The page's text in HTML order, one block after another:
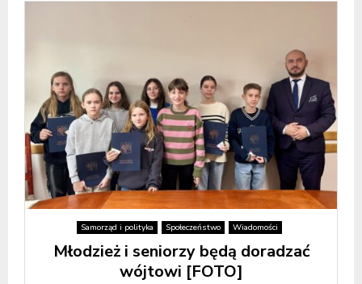
Samorząd i polityka Społeczeństwo Wiadomości
Młodzież i seniorzy będą doradzać
wójtowi [FOTO]